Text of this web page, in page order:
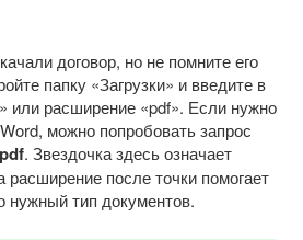
договор, но не помните его
папку «Загрузки» и введите в
или расширение «pdf». Если нужно
можно попробовать запрос
. Звездочка здесь означает
после точки помогает
нужный тип документов.